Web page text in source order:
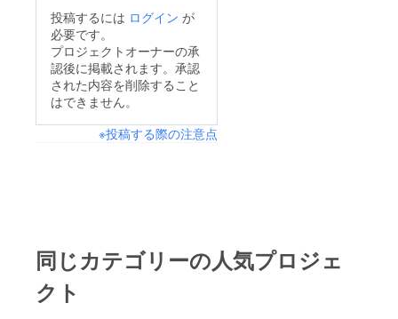
投稿するには ログイン が
必要です。
プロジェクトオーナーの承
認後に掲載されます。承認
された内容を削除すること
はできません。
※投稿する際の注意点
同じカテゴリーの人気プロジェ
クト